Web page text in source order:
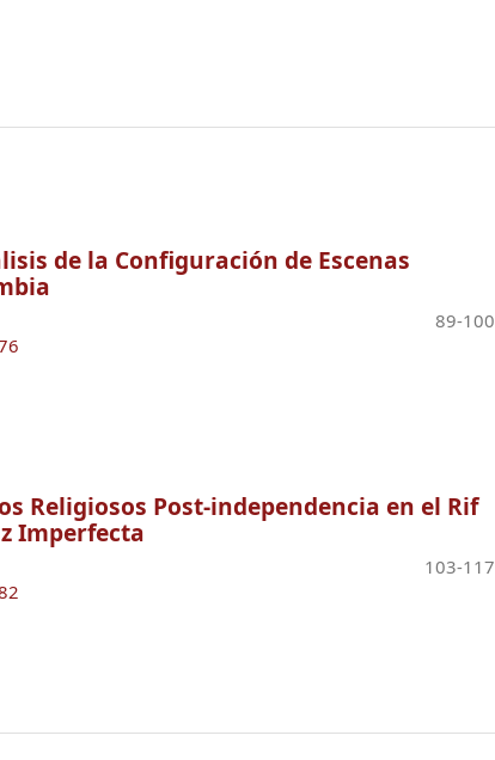
de la Configuración de Escenas
89-100
Religiosos Post-independencia en el Rif
Imperfecta
103-117